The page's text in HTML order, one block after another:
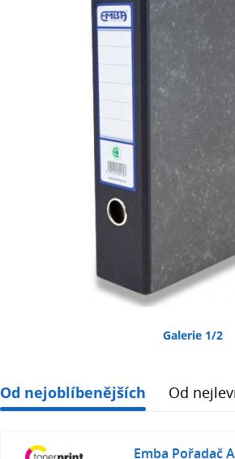
Galerie 1/2
Od nejoblíbenějších Od
Emba Pořadač